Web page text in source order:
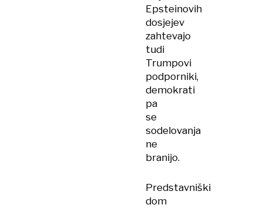
Epsteinovih
dosjejev
zahtevajo
tudi
Trumpovi
podporniki,
demokrati
pa
se
sodelovanja
ne
branijo.
Predstavniški
dom